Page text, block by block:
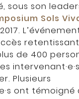
sous son
Sols
de 400
Plusieurs
ont témoigné